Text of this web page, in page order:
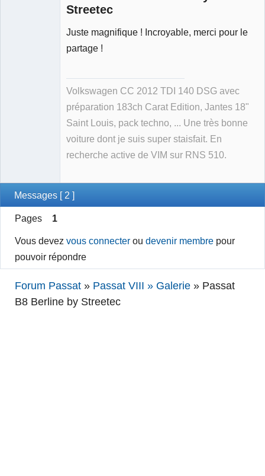
Streetec
Juste magnifique ! Incroyable, merci pour le
partage !
Volkswagen CC 2012 TDI 140 DSG avec
préparation 183ch Carat Edition, Jantes 18"
Saint Louis, pack techno, ... Une très bonne
voiture dont je suis super staisfait. En
recherche active de VIM sur RNS 510.
Messages [ 2 ]
Pages 1
Vous devezvous connecter oudevenir membre pour
pouvoir répondre
Forum Passat » Passat VIII » Galerie » Passat
B8 Berline by Streetec